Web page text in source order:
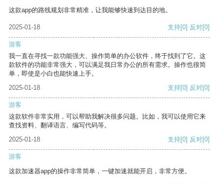
这款app的路线规划非常精准，让我能够快速到达目的地。
2025-01-18 支持[0] 反对[0]
游客
我一直在寻找一款功能强大、操作简单的办公软件，终于找到了它。这
款软件的功能非常强大，可以满足我日常办公的所有需求。操作也很简
单，即使是小白也能快速上手。
2025-01-18
支持[0] 反对[0]
游客
这款软件非常实用，可以帮助我解决很多问题。比如，我可以使用它来
查找资料、翻译语言、编写代码等。
2025-01-18
支持[0] 反对[0]
游客
这款加速器app的操作非常简单，一键加速就能开启，非常方便。